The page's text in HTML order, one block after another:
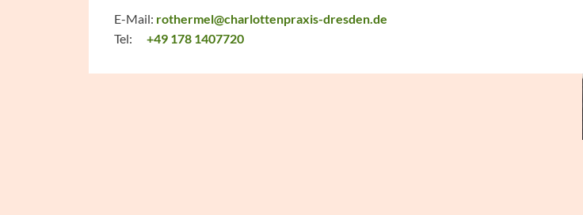
E-Mail: rothermel@charlottenpraxis-dresden.de
Tel: +49 178 1407720